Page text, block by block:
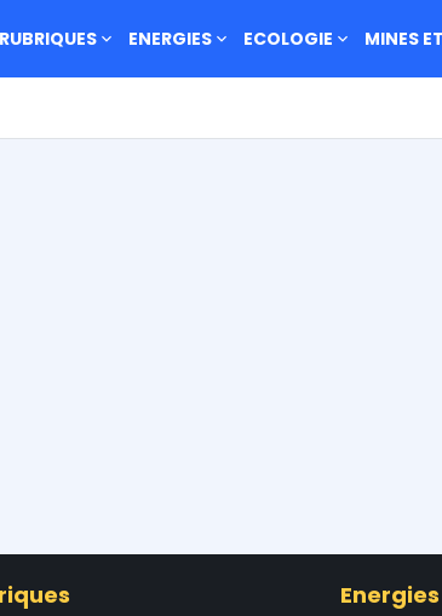
RUBRIQUES ENERGIES ECOLOGIE MINES
Energies